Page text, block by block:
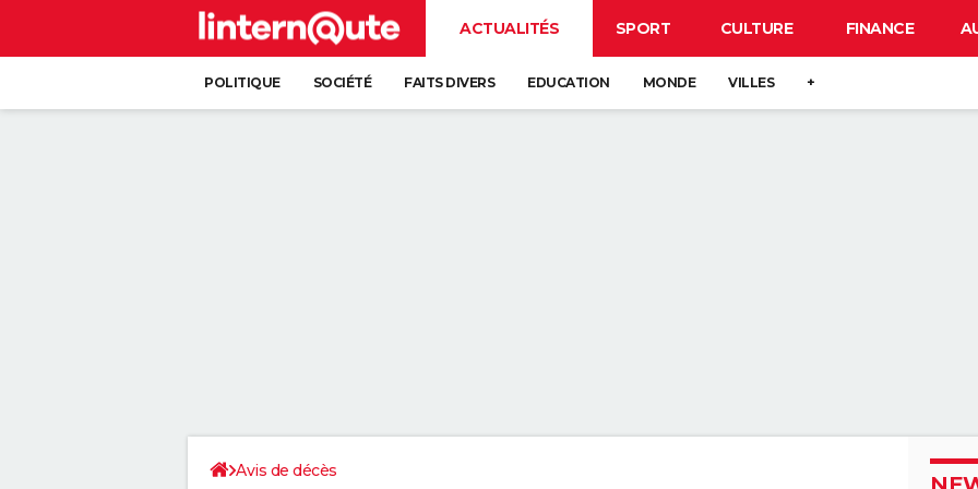
ACTUALITÉS SPORT CULTURE FINANCE
POLITIQUE SOCIÉTÉ FAITS DIVERS EDUCATION MONDE VILLES +
Avis de décès